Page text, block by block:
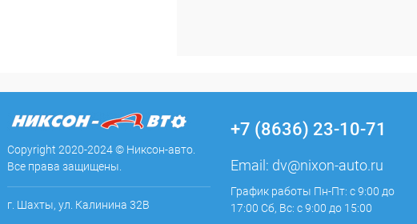
Copyright 2020-2024 © Никсон-авто.
Все права защищены.
г. Шахты, ул. Калинина 32В
+7 (8636) 23-10-71
Email: dv@nixon-auto.ru
График работы Пн-Пт: с 9:00 до
17:00 Сб, Вс: с 9:00 до 15:00